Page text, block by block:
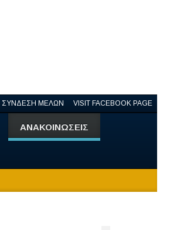
ΣΥΝΔΕΣΗ ΜΕΛΩΝ VISIT FACEBOOK PAGE
ΑΝΑΚΟΙΝΩΣΕΙΣ